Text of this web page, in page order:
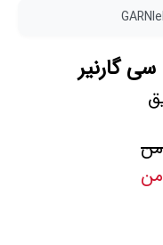
سی گارنیر